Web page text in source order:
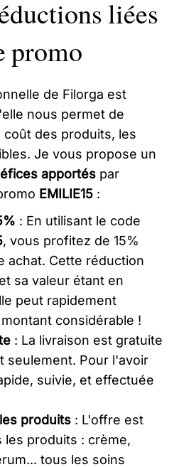
liées
promo
de Filorga est
nous permet de
des produits, les
Je vous propose un
apportés par
EMILIE15 :
: En utilisant le code
, vous profitez de 15%
achat. Cette réduction
sa valeur étant en
peut rapidement
considérable !
: La livraison est gratuite
seulement. Pour l'avoir
suivie, et effectuée
produits : L'offre est
les produits : crème,
tous les soins